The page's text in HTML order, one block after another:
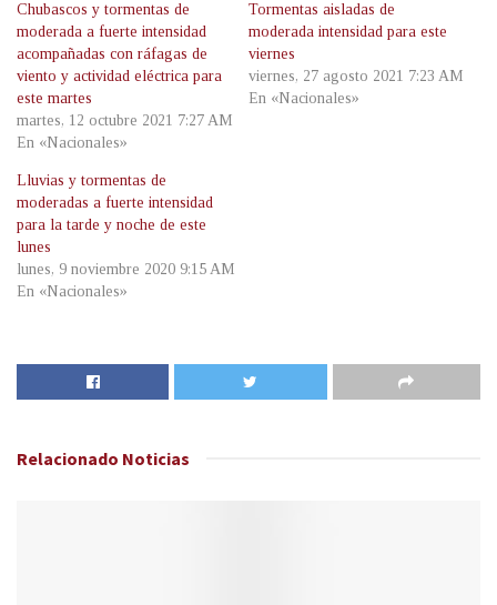
Chubascos y tormentas de
moderada a fuerte intensidad
acompañadas con ráfagas de
viento y actividad eléctrica para
este martes
martes, 12 octubre 2021 7:27 AM
En «Nacionales»
Tormentas aisladas de
moderada intensidad para este
viernes
viernes, 27 agosto 2021 7:23 AM
En «Nacionales»
Lluvias y tormentas de
moderadas a fuerte intensidad
para la tarde y noche de este
lunes
lunes, 9 noviembre 2020 9:15 AM
En «Nacionales»
Relacionado Noticias